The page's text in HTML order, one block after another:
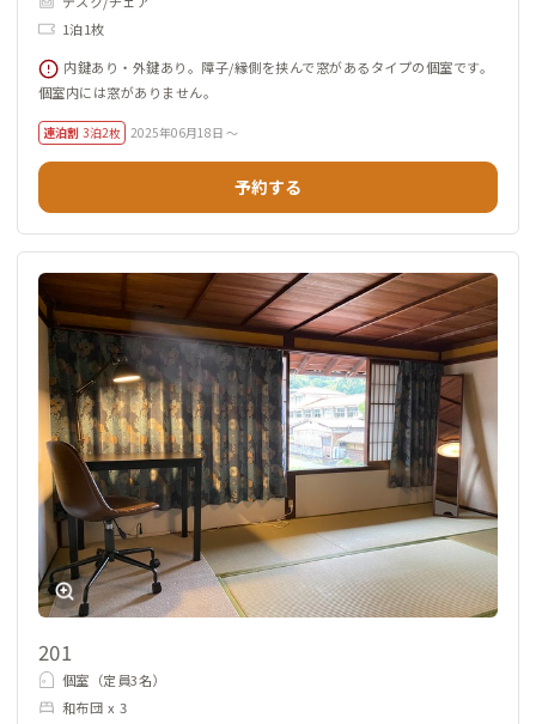
1泊1枚
内鍵あり・外鍵あり。障子/縁側を挟んで窓があるタイプの個室です。
個室内には窓がありません。
連泊割 3泊2枚 2025年06月18日 ～
予約する
201
個室（定員3名）
和布団 x 3